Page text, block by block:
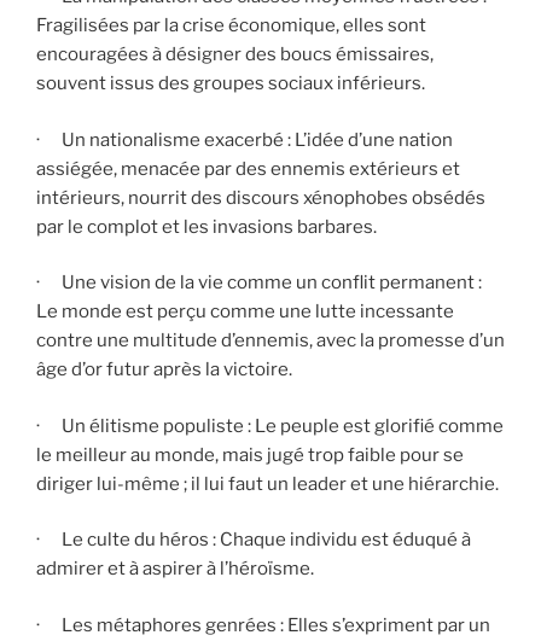
Fragilisées par la crise économique, elles sont
encouragées à désigner des boucs émissaires,
souvent issus des groupes sociaux inférieurs.
· Un nationalisme exacerbé : L’idée d’une nation
assiégée, menacée par des ennemis extérieurs et
intérieurs, nourrit des discours xénophobes obsédés
par le complot et les invasions barbares.
· Une vision de la vie comme un conflit permanent :
Le monde est perçu comme une lutte incessante
contre une multitude d’ennemis, avec la promesse d’un
âge d’or futur après la victoire.
· Un élitisme populiste : Le peuple est glorifié comme
le meilleur au monde, mais jugé trop faible pour se
diriger lui-même ; il lui faut un leader et une hiérarchie.
· Le culte du héros : Chaque individu est éduqué à
admirer et à aspirer à l’héroïsme.
· Les métaphores genrées : Elles s’expriment par un